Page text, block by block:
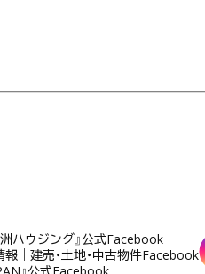
ハウジング』公式Facebook
｜建売・土地・中古物件Facebook